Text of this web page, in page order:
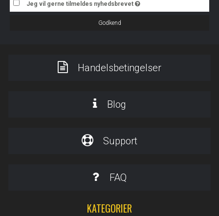
Jeg vil gerne tilmeldes nyhedsbrevet
Godkend
Handelsbetingelser
Blog
Support
FAQ
KATEGORIER